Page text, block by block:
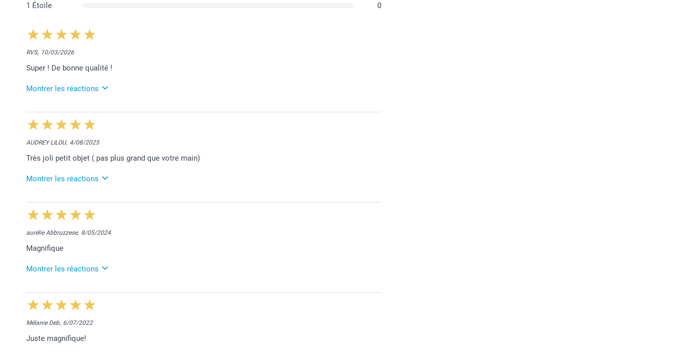
1 Étoile
0
RVS, 10/03/2026
Super ! De bonne qualité !
Montrer les réactions
13/03/2026
12:01
Bonjour Rox,
Nous sommes très heureux de vous savoir satisfaite de nos services.
Bien à vous,
AUDREY LILOU, 4/08/2025
Très joli petit objet ( pas plus grand que votre main)
Montrer les réactions
5/08/2025
12:09
Merci pour votre chouette retour Audrey.
Nous sommes ravis que votre commande réponde à vos attentes.
Laila@Smartphoto
aurélie Abbruzzese, 8/05/2024
Magnifique
Montrer les réactions
14/05/2024
11:38
Bonjour Aurélie,
Mélanie Deb, 6/07/2022
Juste magnifique!